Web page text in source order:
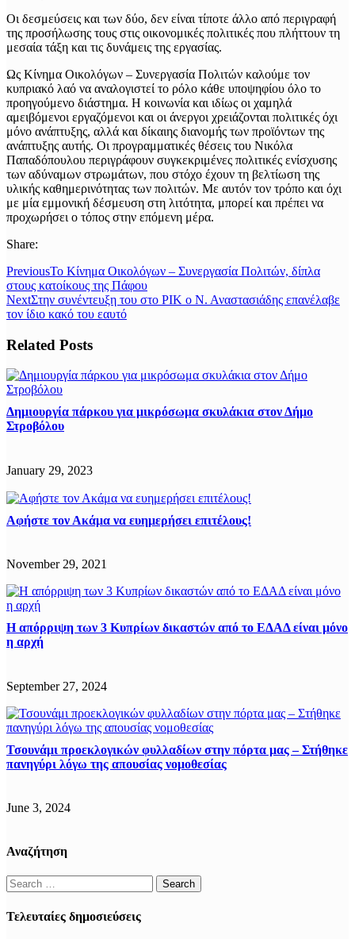
Οι δεσμεύσεις και των δύο, δεν είναι τίποτε άλλο από περιγραφή
της προσήλωσης τους στις οικονομικές πολιτικές που πλήττουν τη
μεσαία τάξη και τις δυνάμεις της εργασίας.
Ως Κίνημα Οικολόγων – Συνεργασία Πολιτών καλούμε τον
κυπριακό λαό να αναλογιστεί το ρόλο κάθε υποψηφίου όλο το
προηγούμενο διάστημα. Η κοινωνία και ιδίως οι χαμηλά
αμειβόμενοι εργαζόμενοι και οι άνεργοι χρειάζονται πολιτικές όχι
μόνο ανάπτυξης, αλλά και δίκαιης διανομής των προϊόντων της
ανάπτυξης αυτής. Οι προγραμματικές θέσεις του Νικόλα
Παπαδόπουλου περιγράφουν συγκεκριμένες πολιτικές ενίσχυσης
των αδύναμων στρωμάτων, που στόχο έχουν τη βελτίωση της
υλικής καθημερινότητας των πολιτών. Με αυτόν τον τρόπο και όχι
με μία εμμονική δέσμευση στη λιτότητα, μπορεί και πρέπει να
προχωρήσει ο τόπος στην επόμενη μέρα.
Share:
PreviousΤο Κίνημα Οικολόγων – Συνεργασία Πολιτών, δίπλα
στους κατοίκους της Πάφου
NextΣτην συνέντευξη του στο ΡΙΚ ο Ν. Αναστασιάδης επανέλαβε
τον ίδιο κακό του εαυτό
Related Posts
Δημιουργία πάρκου για μικρόσωμα σκυλάκια στον Δήμο
Στροβόλου
January 29, 2023
Αφήστε τον Ακάμα να ευημερήσει επιτέλους!
November 29, 2021
Η απόρριψη των 3 Κυπρίων δικαστών από το ΕΔΑΔ είναι μόνο
η αρχή
September 27, 2024
Τσουνάμι προεκλογικών φυλλαδίων στην πόρτα μας – Στήθηκε
πανηγύρι λόγω της απουσίας νομοθεσίας
June 3, 2024
Αναζήτηση
Search
for:
Τελευταίες δημοσιεύσεις